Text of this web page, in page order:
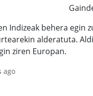
Indizeak behera egin
alderatuta.
ziren Europan.
ago